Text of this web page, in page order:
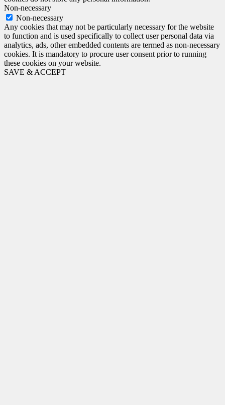
Non-necessary
Non-necessary
Any cookies that may not be particularly necessary for the website
to function and is used specifically to collect user personal data via
analytics, ads, other embedded contents are termed as non-necessary
cookies. It is mandatory to procure user consent prior to running
these cookies on your website.
SAVE & ACCEPT